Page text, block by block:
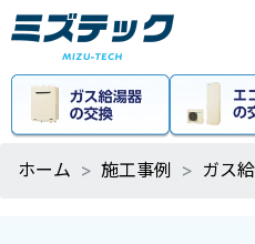
ホーム 施工事例 ガス